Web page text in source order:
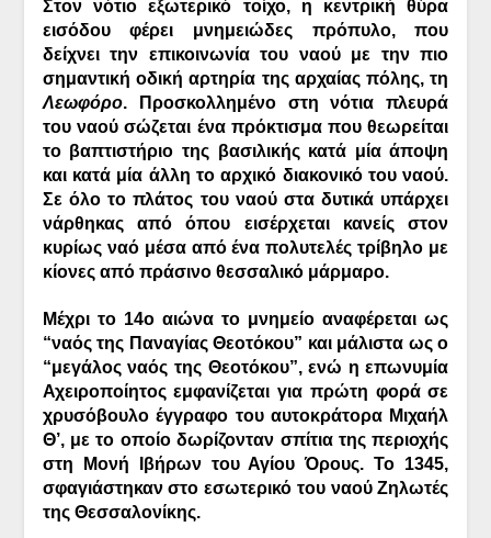
Στον νότιο εξωτερικό τοίχο, η κεντρική θύρα
εισόδου φέρει μνημειώδες πρόπυλο, που
δείχνει την επικοινωνία του ναού με την πιο
σημαντική οδική αρτηρία της αρχαίας πόλης, τη
Λεωφόρο. Προσκολλημένο στη νότια πλευρά
του ναού σώζεται ένα πρόκτισμα που θεωρείται
το βαπτιστήριο της βασιλικής κατά μία άποψη
και κατά μία άλλη το αρχικό διακονικό του ναού.
Σε όλο το πλάτος του ναού στα δυτικά υπάρχει
νάρθηκας από όπου εισέρχεται κανείς στον
κυρίως ναό μέσα από ένα πολυτελές τρίβηλο με
κίονες από πράσινο θεσσαλικό μάρμαρο.
Μέχρι το 14ο αιώνα το μνημείο αναφέρεται ως
“ναός της Παναγίας Θεοτόκου” και μάλιστα ως ο
“μεγάλος ναός της Θεοτόκου”, ενώ η επωνυμία
Αχειροποίητος εμφανίζεται για πρώτη φορά σε
χρυσόβουλο έγγραφο του αυτοκράτορα Μιχαήλ
Θ’, με το οποίο δωρίζονταν σπίτια της περιοχής
στη Μονή Ιβήρων του Αγίου Όρους. Το 1345,
σφαγιάστηκαν στο εσωτερικό του ναού Ζηλωτές
της Θεσσαλονίκης.